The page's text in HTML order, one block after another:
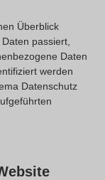
Überblick
passiert,
Daten
werden
Datenschutz